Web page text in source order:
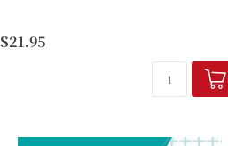
對保羅而言，感謝是如何以救恩歷史的盟約
傳統作為根據。向神獻上感謝就...
$21.95